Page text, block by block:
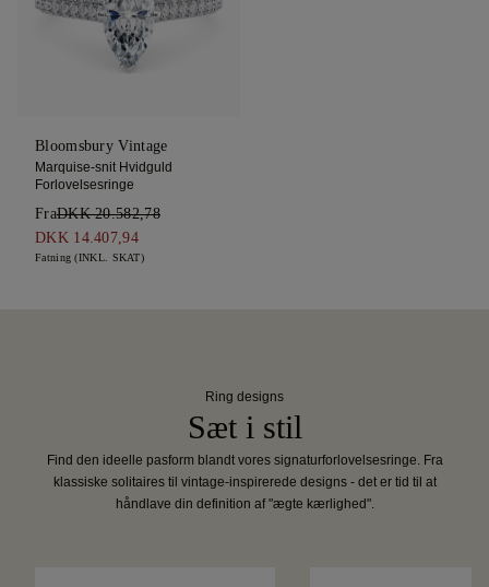
Bloomsbury Vintage
Marquise-snit Hvidguld
Forlovelsesringe
FraDKK 20.582,78
DKK 14.407,94
Fatning (INKL. SKAT)
Ring designs
Sæt i stil
Find den ideelle pasform blandt vores signaturforlovelsesringe. Fra
klassiske solitaires til vintage-inspirerede designs - det er tid til at
håndlave din definition af "ægte kærlighed".